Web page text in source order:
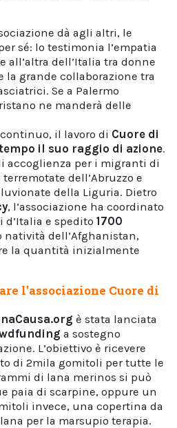
dà agli altri, le
sé: lo testimonia l’empatia
all’altra dell’Italia tra donne
la grande collaborazione tra
Se a Palermo
ne manderà delle
il lavoro di Cuore di
il suo raggio di azione.
accoglienza per i migranti di
dell’Abruzzo e
della Liguria. Dietro
, l’associazione ha coordinato
e spedito 1700
dell’Afghanistan,
la quantità inizialmente
l’associazione Cuore di
è stata lanciata
a sostegno
L’obiettivo è ricevere
di 2mila gomitoli per tutte le
di lana merinos si può
paia di scarpine, oppure un
invece, una copertina da
per la marsupio terapia.